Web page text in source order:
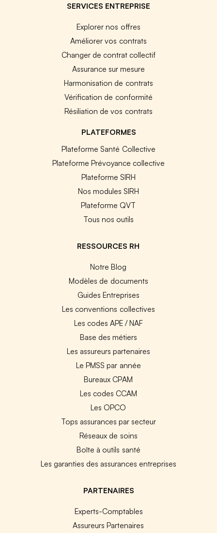
SERVICES ENTREPRISE
Explorer nos offres
Améliorer vos contrats
Changer de contrat collectif
Assurance sur mesure
Harmonisation de contrats
Vérification de conformité
Résiliation de vos contrats
PLATEFORMES
Plateforme Santé Collective
Plateforme Prévoyance collective
Plateforme SIRH
Nos modules SIRH
Plateforme QVT
Tous nos outils
RESSOURCES RH
Notre Blog
Modèles de documents
Guides Entreprises
Les conventions collectives
Les codes APE / NAF
Base des métiers
Les assureurs partenaires
Le PMSS par année
Bureaux CPAM
Les codes CCAM
Les OPCO
Tops assurances par secteur
Réseaux de soins
Boîte à outils santé
Les garanties des assurances entreprises
PARTENAIRES
Experts-Comptables
Assureurs Partenaires